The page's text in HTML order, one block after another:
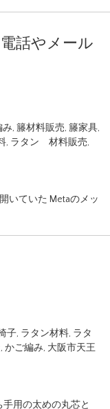
話やメール
み, 籐材料販売, 籐家具,
, ラタン 材料販売,
いていた Metaのメッ
子, ラタン材料, ラタ
, かご編み, 大阪市天王
手用の太めの丸芯と